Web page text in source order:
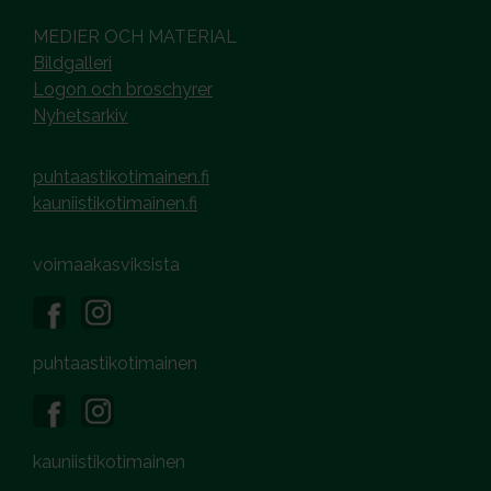
MEDIER OCH MATERIAL
Bildgalleri
Logon och broschyrer
Nyhetsarkiv
puhtaastikotimainen.fi
kauniistikotimainen.fi
voimaakasviksista
puhtaastikotimainen
kauniistikotimainen